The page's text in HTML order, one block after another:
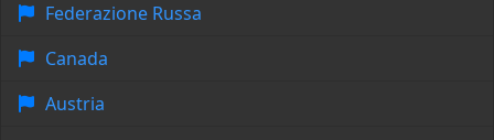
Federazione Russa
Canada
Austria